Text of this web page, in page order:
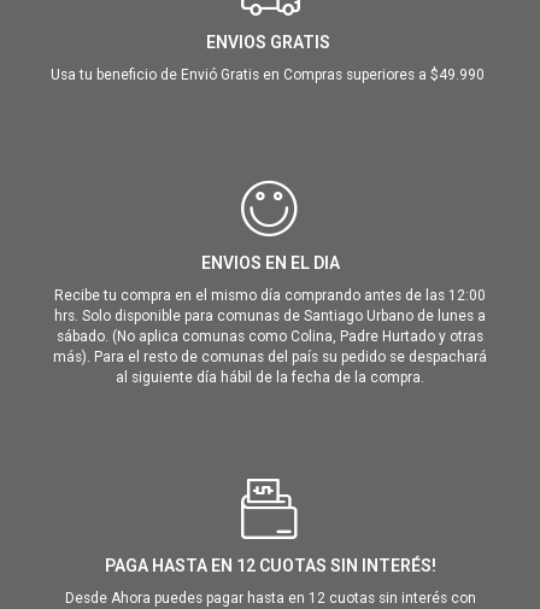
ENVIOS GRATIS
Usa tu beneficio de Envió Gratis en Compras superiores a $49.990
ENVIOS EN EL DIA
Recibe tu compra en el mismo día comprando antes de las 12:00
hrs. Solo disponible para comunas de Santiago Urbano de lunes a
sábado. (No aplica comunas como Colina, Padre Hurtado y otras
más). Para el resto de comunas del país su pedido se despachará
al siguiente día hábil de la fecha de la compra.
PAGA HASTA EN 12 CUOTAS SIN INTERÉS!
Desde Ahora puedes pagar hasta en 12 cuotas sin interés con